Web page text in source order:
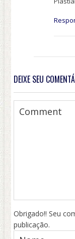
DEIXE SEU
Obrigado!! Seu
publicação.